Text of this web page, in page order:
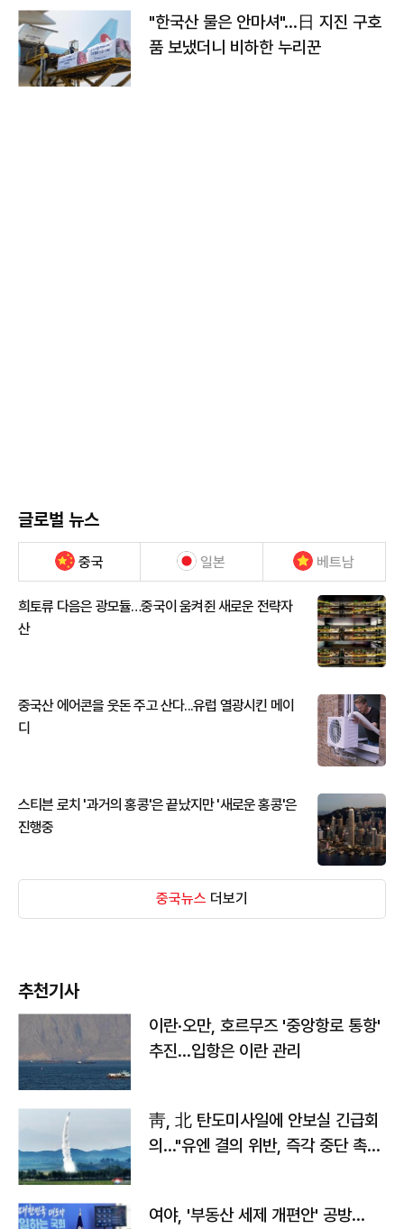
"한국산 물은 안마셔"…日 지진 구호
품 보냈더니 비하한 누리꾼
글로벌 뉴스
중국 일본 베트남
희토류 다음은 광모듈…중국이 움켜쥔 새로운 전략자
산
중국산 에어콘을 웃돈 주고 산다...유럽 열광시킨 메이
디
스티븐 로치 '과거의 홍콩'은 끝났지만 '새로운 홍콩'은
진행중
중국뉴스 더보기
추천기사
이란·오만, 호르무즈 '중앙항로 통항'
추진…입항은 이란 관리
靑, 北 탄도미사일에 안보실 긴급회
의…"유엔 결의 위반, 즉각 중단 촉
여야, '부동산 세제 개편안' 공방…